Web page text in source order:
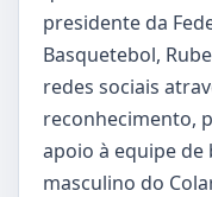
presidente da
Basquetebol,
redes sociais
reconhecimento,
apoio à equipe de
masculino do